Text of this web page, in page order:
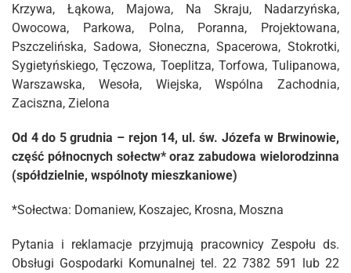
Krzywa, Łąkowa, Majowa, Na Skraju, Nadarzyńska,
Owocowa, Parkowa, Polna, Poranna, Projektowana,
Pszczelińska, Sadowa, Słoneczna, Spacerowa, Stokrotki,
Sygietyńskiego, Tęczowa, Toeplitza, Torfowa, Tulipanowa,
Warszawska, Wesoła, Wiejska, Wspólna Zachodnia,
Zaciszna, Zielona
Od 4 do 5 grudnia – rejon 14, ul. św. Józefa w Brwinowie,
część północnych sołectw* oraz zabudowa wielorodzinna
(spółdzielnie, wspólnoty mieszkaniowe)
*Sołectwa: Domaniew, Koszajec, Krosna, Moszna
Pytania i reklamacje przyjmują pracownicy Zespołu ds.
Obsługi Gospodarki Komunalnej tel. 22 7382 591 lub 22